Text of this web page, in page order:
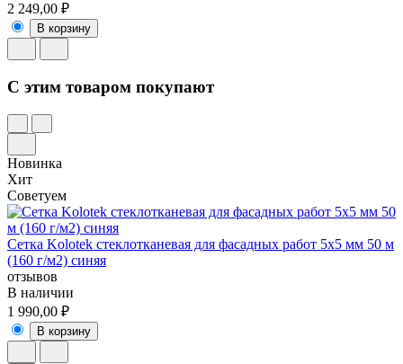
2 249,00 ₽
В корзину
C этим товаром покупают
Новинка
Хит
Советуем
Сетка Kolotek стеклотканевая для фасадных работ 5х5 мм 50 м
(160 г/м2) синяя
отзывов
В наличии
1 990,00 ₽
В корзину